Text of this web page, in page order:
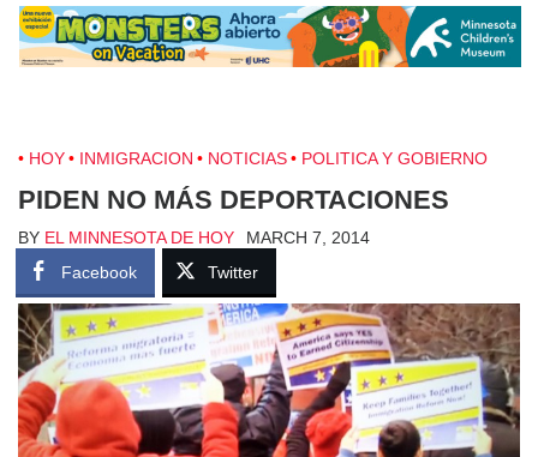
HOY INMIGRACION NOTICIAS POLITICA Y GOBIERNO
PIDEN NO MÁS DEPORTACIONES
BY EL MINNESOTA DE HOY
MARCH 7, 2014
Facebook
Twitter